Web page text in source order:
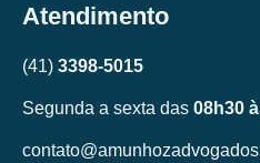
Atendimento
(41) 3398-5015
Segunda a sexta das 08h30